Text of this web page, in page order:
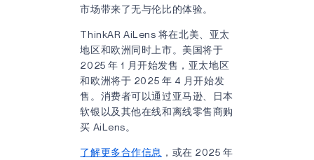
市场带来了无与伦比的体验。
ThinkAR AiLens 将在北美、亚太
地区和欧洲同时上市。美国将于
2025 年 1 月开始发售，亚太地区
和欧洲将于 2025 年 4 月开始发
售。消费者可以通过亚马逊、日本
软银以及其他在线和离线零售商购
买 AiLens。
了解更多合作信息 ，或在 2025 年